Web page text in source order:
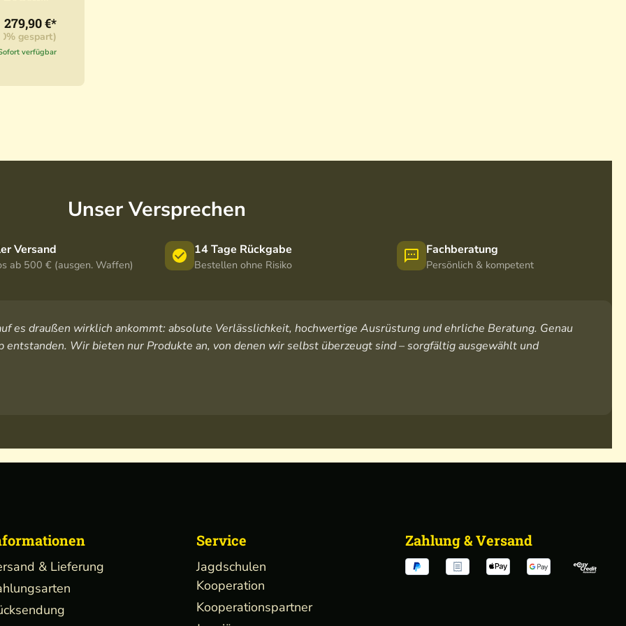
ck
279,90 €*
gespart)
verfügbar
Unser Versprechen
Versand
ab 500 € (ausgen. Waffen)
14 Tage Rückgabe
Bestellen ohne Risiko
Fachberatung
Persönlich & kompetent
es draußen wirklich ankommt: absolute Verlässlichkeit, hochwertige Ausrüstung und ehrliche Beratung. Genau
entstanden. Wir bieten nur Produkte an, von denen wir selbst überzeugt sind – sorgfältig ausgewählt und
& Lieferung
Service
Jagdschulen
Kooperation
Kooperationspartner
Zahlung & Versand